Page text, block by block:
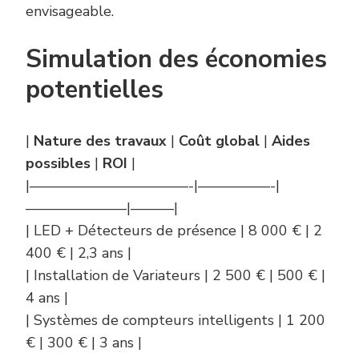
envisageable.
Simulation des économies
potentielles
| Nature des travaux | Coût global | Aides
possibles | ROI |
|———————————-|—————-|
———————|———|
| LED + Détecteurs de présence | 8 000 € | 2
400 € | 2,3 ans |
| Installation de Variateurs | 2 500 € | 500 € |
4 ans |
| Systèmes de compteurs intelligents | 1 200
€ | 300 € | 3 ans |